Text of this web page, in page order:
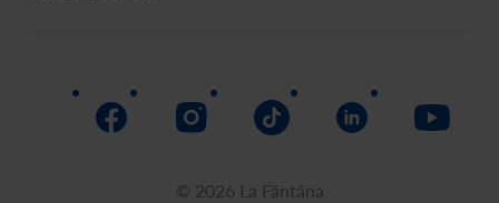
© 2026 La Fântâna